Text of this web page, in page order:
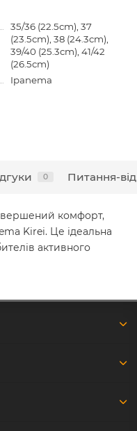
35/36 (22.5cm), 37
(23.5cm), 38 (24.3cm),
39/40 (25.3cm), 41/42
(26.5cm)
Ipanema
0 Питання-
комфорт,
Kirei. Це ідеальна
активного